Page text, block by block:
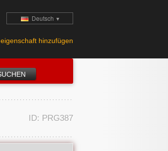
Deutsch ▼
eigenschaft hinzufügen
ID: PRG387